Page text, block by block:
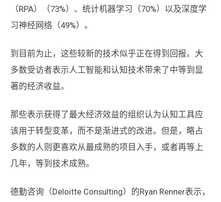
（RPA）（73%）、统计机器学习（70%）以及深度学
习神经网络（49%）。
到目前为止，这些较新的技术似乎正在得到回报。大
多数受访者表示人工智能和认知技术带来了中等到显
著的经济收益。
那些表示获得了最大经济效益的组织认为认知工具应
该用于转型变革，而不是渐进式的改进。但是，略占
多数的人则更喜欢从最成熟的项目入手，或者再等上
几年，等到技术成熟。
德勤咨询（Deloitte Consulting）的Ryan Renner表示，